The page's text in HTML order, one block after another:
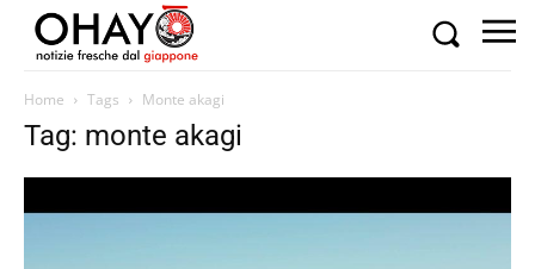
Home Tags Monte akagi
Tag: monte akagi